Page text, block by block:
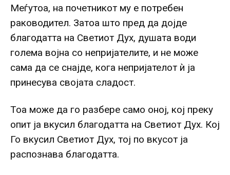
Меѓутоа, на почетникот му е потребен
раководител. Затоа што пред да дојде
благодатта на Светиот Дух, душата води
голема војна со непријателите, и не може
сама да се снајде, кога непријателот ѝ ја
принесува својата сладост.
Тоа може да го разбере само оној, кој преку
опит ја вкусил благодатта на Светиот Дух. Кој
Го вкусил Светиот Дух, тој по вкусот ја
распознава благодатта.